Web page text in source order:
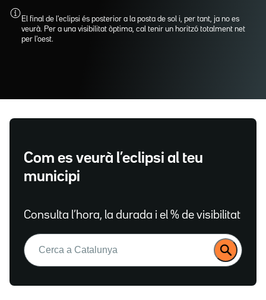
El final de l'eclipsi és posterior a la posta de sol i, per tant, ja no es
veurà. Per a una visibilitat òptima, cal tenir un horitzó totalment net
per l'oest.
Com es veurà l’eclipsi al teu
municipi
Consulta l’hora, la durada i el % de visibilitat
Buscar: